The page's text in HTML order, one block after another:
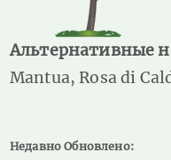
Альтернативные
Mantua, Rosa di
Недавно Обновлено: